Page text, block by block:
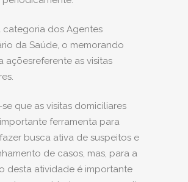
categoria dos Agentes
da Saúde, o memorando
açõesreferente as visitas
se que as visitas domiciliares
ferramenta para
busca ativa de suspeitos e
de casos, mas, para a
desta atividade é importante